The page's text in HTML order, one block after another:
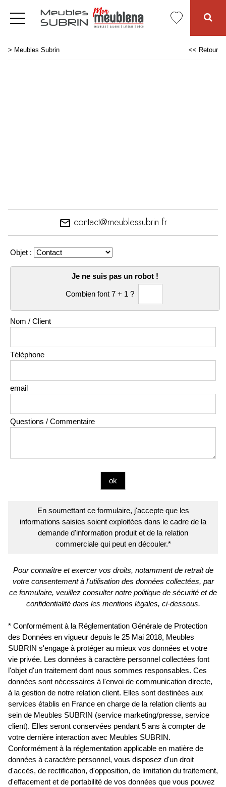
> Meubles Subrin << Retour
email contact@meublessubrin.fr
Objet :
Je ne suis pas un robot !
Combien font 7 + 1 ?
Nom / Client
Téléphone
email
Questions / Commentaire
En soumettant ce formulaire, j'accepte que les
informations saisies soient exploitées dans le cadre de la
demande d'information produit et de la relation
commerciale qui peut en découler.*
Pour connaître et exercer vos droits, notamment de retrait de
votre consentement à l'utilisation des données collectées, par
ce formulaire, veuillez consulter notre politique de sécurité et de
confidentialité dans les mentions légales, ci-dessous.
* Conformément à la Réglementation Générale de Protection
des Données en vigueur depuis le 25 Mai 2018, Meubles
SUBRIN s'engage à protéger au mieux vos données et votre
vie privée. Les données à caractère personnel collectées font
l'objet d'un traitement dont nous sommes responsables. Ces
données sont nécessaires à l'envoi de communication directe,
à la gestion de notre relation client. Elles sont destinées aux
services établis en France en charge de la relation clients au
sein de Meubles SUBRIN (service marketing/presse, service
client). Elles seront conservées pendant 5 ans à compter de
votre dernière interaction avec Meubles SUBRIN.
Conformément à la réglementation applicable en matière de
données à caractère personnel, vous disposez d'un droit
d'accès, de rectification, d'opposition, de limitation du traitement,
d'effacement et de portabilité de vos données que vous pouvez